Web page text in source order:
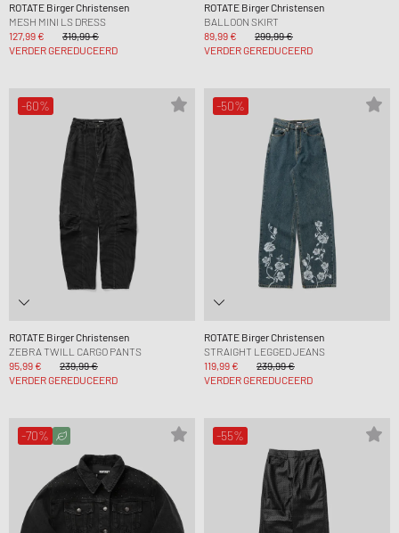
ROTATE Birger Christensen
MESH MINI LS DRESS
127,99 €
319,99 €
VERDER GEREDUCEERD
ROTATE Birger Christensen
BALLOON SKIRT
89,99 €
299,99 €
VERDER GEREDUCEERD
-60%
ROTATE Birger Christensen
ZEBRA TWILL CARGO PANTS
95,99 €
239,99 €
VERDER GEREDUCEERD
-50%
ROTATE Birger Christensen
STRAIGHT LEGGED JEANS
119,99 €
239,99 €
VERDER GEREDUCEERD
-70% -55%